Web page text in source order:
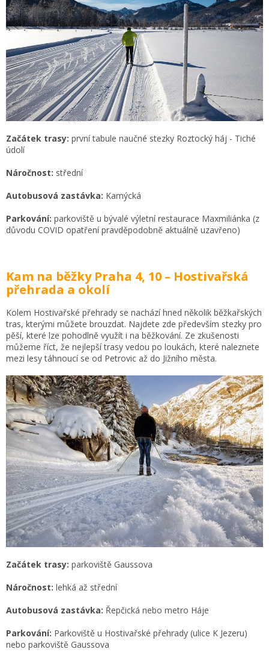
Začátek trasy: první tabule naučné stezky Roztocký háj - Tiché
údolí
Náročnost: střední
Autobusová zastávka: Kamýcká
Parkování: parkoviště u bývalé výletní restaurace Maxmiliánka (z
důvodu COVID opatření pravděpodobně aktuálně uzavřeno)
Kam na běžky Praha 4, 10 – Hostivařská
přehrada a okolí
Kolem Hostivařské přehrady se nachází hned několik běžkařských
tras, kterými můžete brouzdat. Najdete zde především stezky pro
pěší, které lze pohodlně využít i na běžkování. Ze zkušenosti
můžeme říct, že nejlepší trasy vedou po loukách, které naleznete
mezi lesy táhnoucí se od Petrovic až do Jižního města.
Začátek trasy: parkoviště Gaussova
Náročnost: lehká až střední
Autobusová zastávka: Řepčická nebo metro Háje
Parkování: Parkoviště u Hostivařské přehrady (ulice K Jezeru)
nebo parkoviště Gaussova